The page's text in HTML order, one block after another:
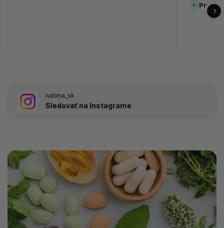
natima_sk
Sledovať na Instagrame